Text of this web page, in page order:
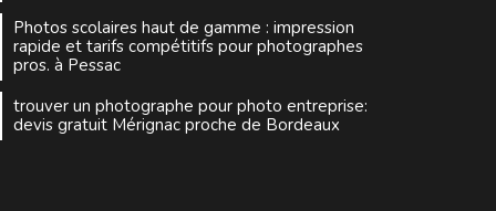
Photos scolaires haut de gamme : impression
rapide et tarifs compétitifs pour photographes
pros. à Pessac
trouver un photographe pour photo entreprise:
devis gratuit Mérignac proche de Bordeaux